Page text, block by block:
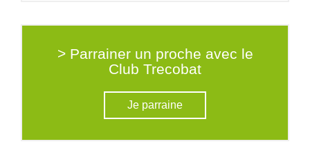
> Parrainer un proche avec le
Club Trecobat
Je parraine